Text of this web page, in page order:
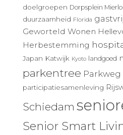
doelgroepen Dorpsplein
duurzaamheid Florida
Geworteld Wonen
Herbestemming
Japan Katwijk Kyoto landgoed
parkentree Parkweg
participatiesamenleving
Schiedam
Senior Smart